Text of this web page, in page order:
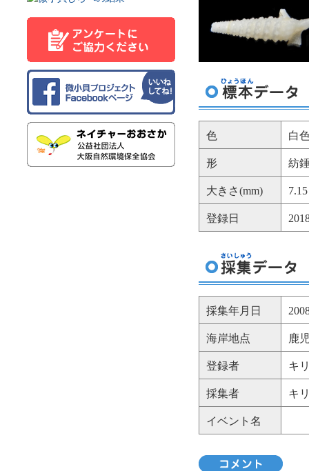
色 白
形 紡
大きさ(mm)
登録日
採集年月日
海岸地点 鹿
登録者 キ
採集者 キ
イベント名